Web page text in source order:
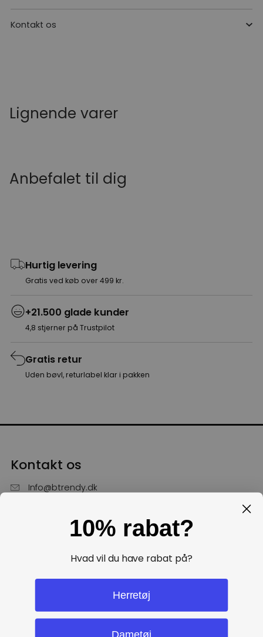
Kontakt os
Lignende varer
Anbefalet til dig
Hurtig levering
Gratis ved køb over 499 kr.
+21.500 glade kunder
4,8 stjerner på Trustpilot
Gratis retur
Uden bøvl, returlabel klar i pakken
Kontakt os
Info@btrendy.dk
Hverdage fra kl. 10 - 16
10% rabat?
Hvad vil du have rabat på?
Herretøj